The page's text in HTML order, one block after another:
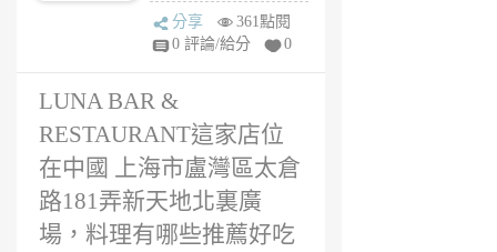
妹
1
分享
361點閱
0 評論/給分
0
LUNA BAR &
RESTAURANT這家店位
在中國 上海市盧灣區太倉
路181弄新天地北裏廣
場，料理有哪些推薦好吃